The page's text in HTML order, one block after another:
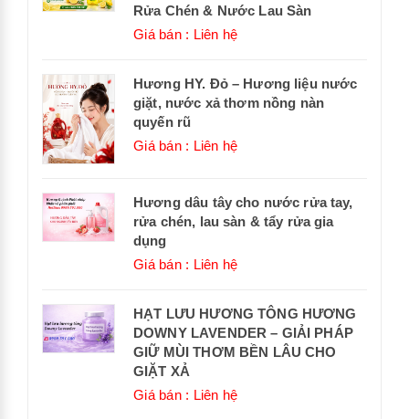
Rửa Chén & Nước Lau Sàn
Giá bán : Liên hệ
Hương HY. Đỏ – Hương liệu nước
giặt, nước xả thơm nồng nàn
quyến rũ
Giá bán : Liên hệ
Hương dâu tây cho nước rửa tay,
rửa chén, lau sàn & tẩy rửa gia
dụng
Giá bán : Liên hệ
HẠT LƯU HƯƠNG TÔNG HƯƠNG
DOWNY LAVENDER – GIẢI PHÁP
GIỮ MÙI THƠM BỀN LÂU CHO
GIẶT XẢ
Giá bán : Liên hệ